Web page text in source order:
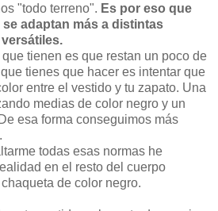
"todo terreno". Es por eso que
adaptan más a distintas
tienen es que restan un poco de
tienes que hacer es intentar que
entre el vestido y tu zapato. Una
medias de color negro y un
esa forma conseguimos más
todas esas normas he
en el resto del cuerpo
de color negro.